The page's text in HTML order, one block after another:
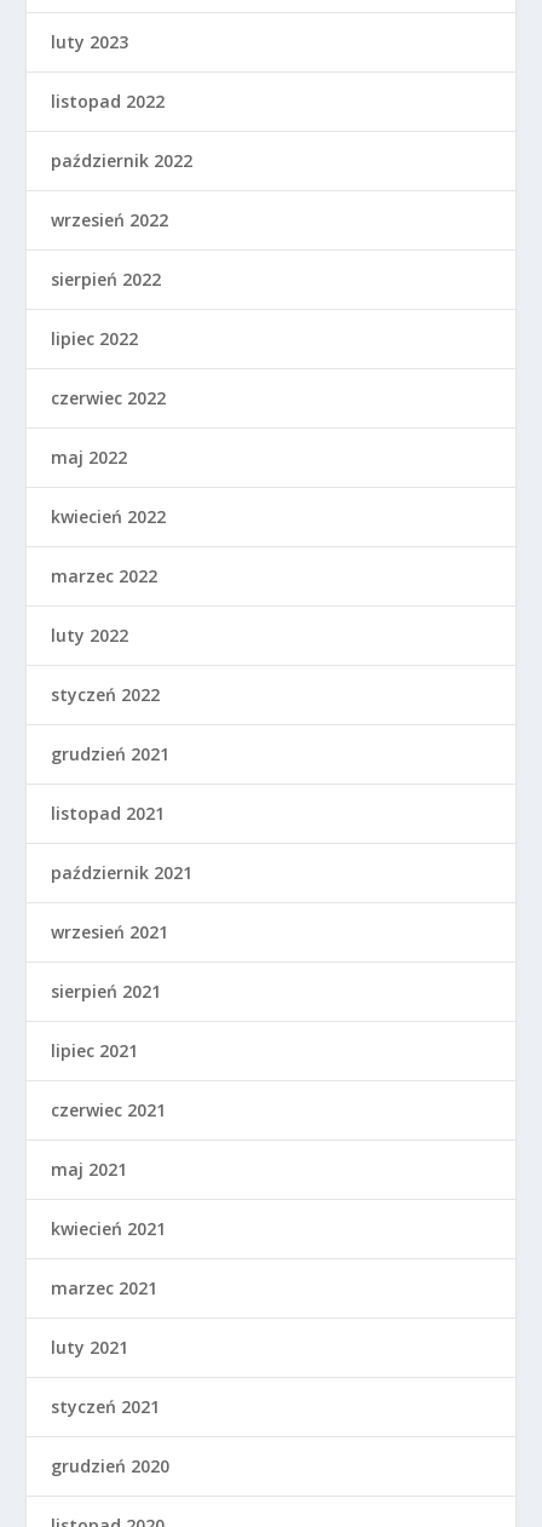
luty 2023
listopad 2022
październik 2022
wrzesień 2022
sierpień 2022
lipiec 2022
czerwiec 2022
maj 2022
kwiecień 2022
marzec 2022
luty 2022
styczeń 2022
grudzień 2021
listopad 2021
październik 2021
wrzesień 2021
sierpień 2021
lipiec 2021
czerwiec 2021
maj 2021
kwiecień 2021
marzec 2021
luty 2021
styczeń 2021
grudzień 2020